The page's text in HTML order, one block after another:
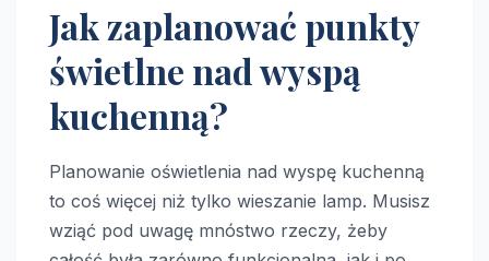
Jak zaplanować punkty
świetlne nad wyspą
kuchenną?
Planowanie oświetlenia nad wyspę kuchenną
to coś więcej niż tylko wieszanie lamp. Musisz
wziąć pod uwagę mnóstwo rzeczy, żeby